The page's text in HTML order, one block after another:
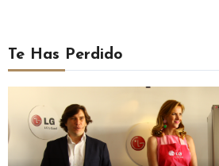
Te Has Perdido